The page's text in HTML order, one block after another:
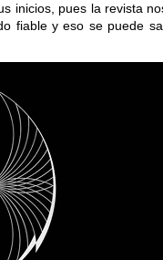
inicios, pues la revista
fiable y eso se puede